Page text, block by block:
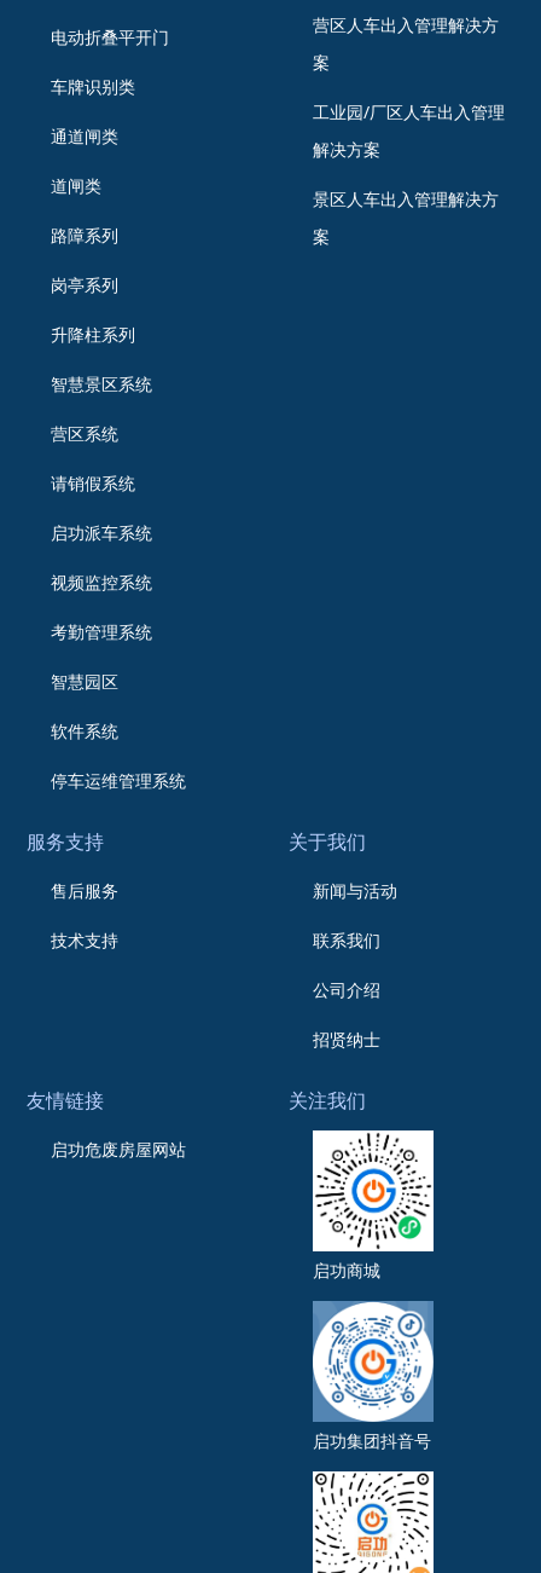
电动折叠平开门
车牌识别类
通道闸类
道闸类
路障系列
岗亭系列
升降柱系列
智慧景区系统
营区系统
请销假系统
启功派车系统
视频监控系统
考勤管理系统
智慧园区
软件系统
停车运维管理系统
营区人车出入管理解决方
案
工业园/厂区人车出入管理
解决方案
景区人车出入管理解决方
案
服务支持
售后服务
技术支持
关于我们
新闻与活动
联系我们
公司介绍
招贤纳士
友情链接
启功危废房屋网站
关注我们
启功商城
启功集团抖音号